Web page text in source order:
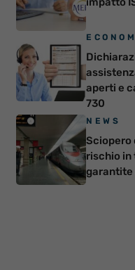
aperti e
730
NEWS
Sciopero
rischio in
garantite